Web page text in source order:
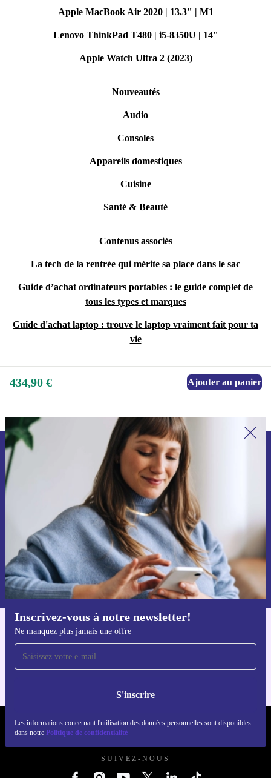
Apple MacBook Air 2020 | 13.3" | M1
Lenovo ThinkPad T480 | i5-8350U | 14"
Apple Watch Ultra 2 (2023)
Nouveautés
Audio
Consoles
Appareils domestiques
Cuisine
Santé & Beauté
Contenus associés
La tech de la rentrée qui mérite sa place dans le sac
Guide d’achat ordinateurs portables : le guide complet de
tous les types et marques
Guide d'achat laptop : trouve le laptop vraiment fait pour ta
vie
434,90 € Ajouter au panier
Inscrivez-vous à notre newsletter!
Ne manquez plus jamais une offre
S'inscrire
Les informations concernant l'utilisation des données personnelles sont disponibles
dans notre Politique de confidentialité
Recevoir offres et infos de refurbed
par mail
Ne manquez plus aucune offre.
S'inscrire
Retrouvez les informations sur l'utilisation des données personnelles
dans notrepolitique de confidentialité.
Téléchargez l'application refurbed
Pour iOS et Android
REFURBED FRANCE - RETHINK NEW.
SUIVEZ-NOUS